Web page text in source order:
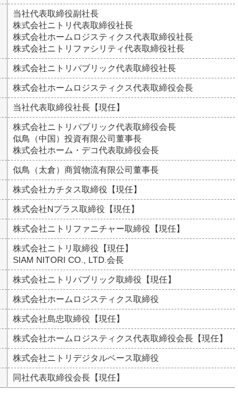
当社代表取締役副社長
株式会社ニトリ代表取締役社長
株式会社ホームロジスティクス代表取締役社長
株式会社ニトリファシリティ代表取締役社長
株式会社ニトリパブリック代表取締役社長
株式会社ホームロジスティクス代表取締役会長
当社代表取締役社長【現任】
株式会社ニトリパブリック代表取締役会長
似鳥（中国）投資有限公司董事長
株式会社ホーム・デコ代表取締役会長
似鳥（太倉）商貿物流有限公司董事長
株式会社カチタス取締役【現任】
株式会社Nプラス取締役【現任】
株式会社ニトリファニチャー取締役【現任】
株式会社ニトリ取締役【現任】
SIAM NITORI CO., LTD.会長
株式会社ニトリパブリック取締役【現任】
株式会社ホームロジスティクス取締役
株式会社島忠取締役【現任】
株式会社ホームロジスティクス代表取締役会長【現任】
株式会社ニトリデジタルベース取締役
同社代表取締役会長【現任】